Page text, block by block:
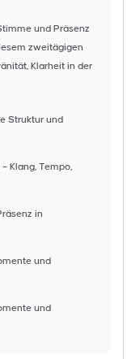
und Präsenz
zweitägigen
Klarheit in der
Struktur und
Klang, Tempo,
in
und
und